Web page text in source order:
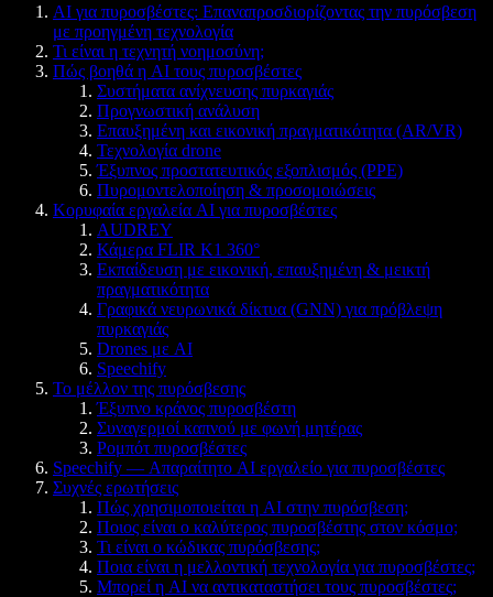
AI για πυροσβέστες: Επαναπροσδιορίζοντας την πυρόσβεση
με προηγμένη τεχνολογία
Τι είναι η τεχνητή νοημοσύνη;
Πώς βοηθά η AI τους πυροσβέστες
Συστήματα ανίχνευσης πυρκαγιάς
Προγνωστική ανάλυση
Επαυξημένη και εικονική πραγματικότητα (AR/VR)
Τεχνολογία drone
Έξυπνος προστατευτικός εξοπλισμός (PPE)
Πυρομοντελοποίηση & προσομοιώσεις
Κορυφαία εργαλεία AI για πυροσβέστες
AUDREY
Κάμερα FLIR K1 360°
Εκπαίδευση με εικονική, επαυξημένη & μεικτή
πραγματικότητα
Γραφικά νευρωνικά δίκτυα (GNN) για πρόβλεψη
πυρκαγιάς
Drones με AI
Speechify
Το μέλλον της πυρόσβεσης
Έξυπνο κράνος πυροσβέστη
Συναγερμοί καπνού με φωνή μητέρας
Ρομπότ πυροσβέστες
Speechify — Απαραίτητο AI εργαλείο για πυροσβέστες
Συχνές ερωτήσεις
Πώς χρησιμοποιείται η AI στην πυρόσβεση;
Ποιος είναι ο καλύτερος πυροσβέστης στον κόσμο;
Τι είναι ο κώδικας πυρόσβεσης;
Ποια είναι η μελλοντική τεχνολογία για πυροσβέστες;
Μπορεί η AI να αντικαταστήσει τους πυροσβέστες;